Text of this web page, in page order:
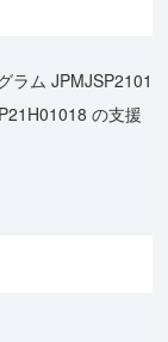
ラム JPMJSP2101
の支援